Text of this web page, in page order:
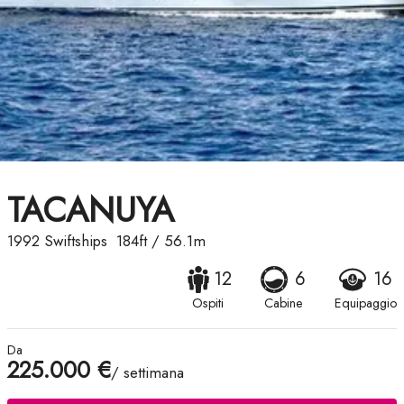
TACANUYA
1992 Swiftships 184ft/ 56.1m
12
Ospiti
6
Cabine
16
Equipaggio
Da
225.000 €/ settimana